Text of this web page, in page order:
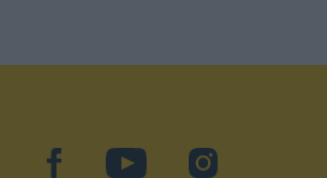
facebookYouTubeInstagram